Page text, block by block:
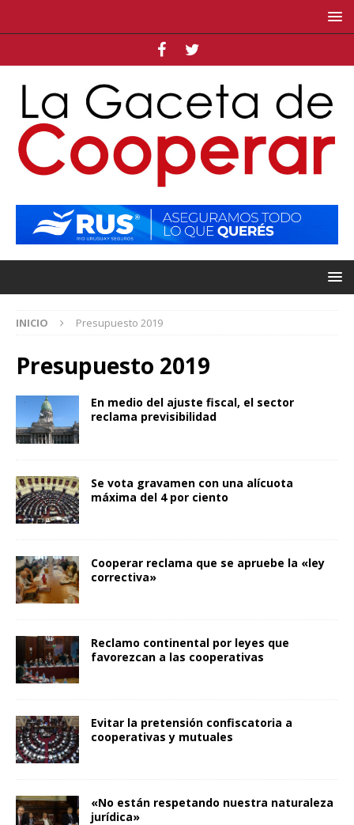
INICIO Presupuesto 2019
Presupuesto 2019
En medio del ajuste fiscal, el sector
reclama previsibilidad
Se vota gravamen con una alícuota
máxima del 4 por ciento
Cooperar reclama que se apruebe la «ley
correctiva»
Reclamo continental por leyes que
favorezcan a las cooperativas
Evitar la pretensión confiscatoria a
cooperativas y mutuales
«No están respetando nuestra naturaleza
jurídica»